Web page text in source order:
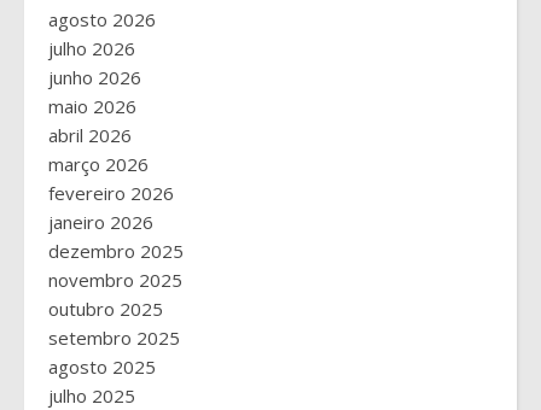
agosto 2026
julho 2026
junho 2026
maio 2026
abril 2026
março 2026
fevereiro 2026
janeiro 2026
dezembro 2025
novembro 2025
outubro 2025
setembro 2025
agosto 2025
julho 2025